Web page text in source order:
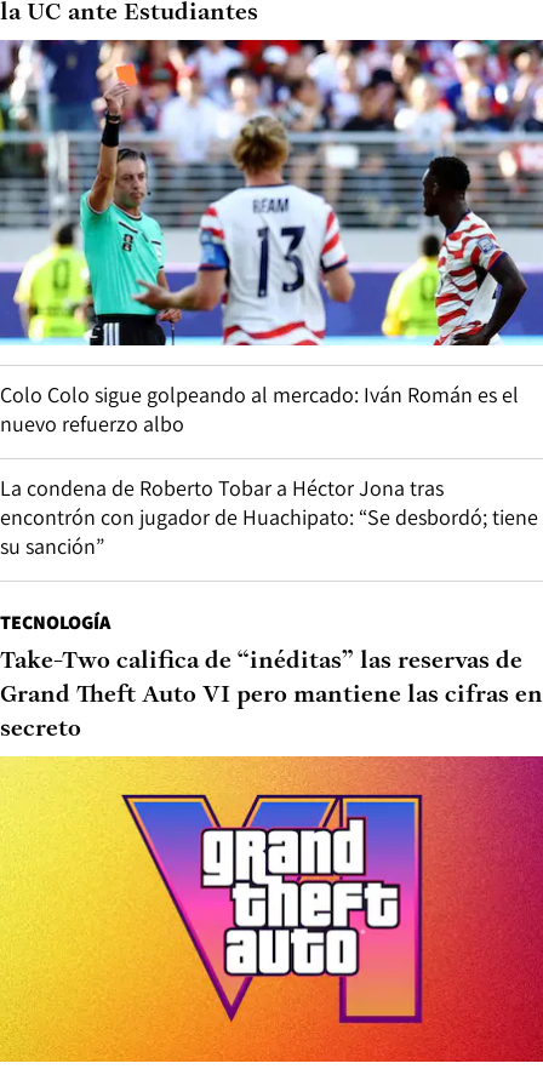
la UC ante Estudiantes
Colo Colo sigue golpeando al mercado: Iván Román es el
nuevo refuerzo albo
La condena de Roberto Tobar a Héctor Jona tras
encontrón con jugador de Huachipato: “Se desbordó; tiene
su sanción”
TECNOLOGÍA
Take-Two califica de “inéditas” las reservas de
Grand Theft Auto VI pero mantiene las cifras en
secreto